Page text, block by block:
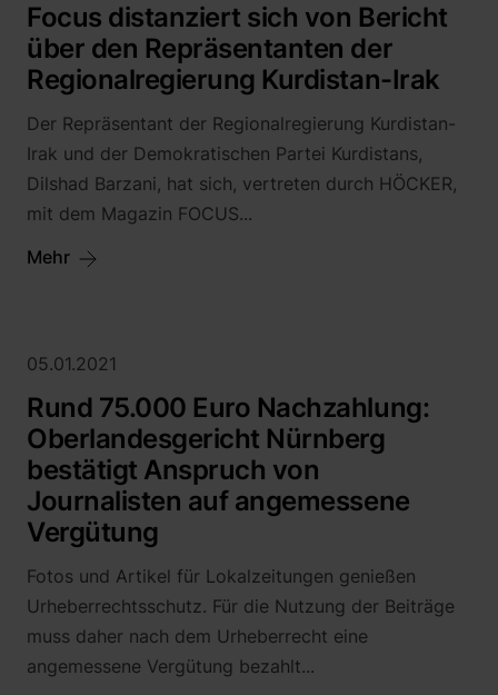
Focus distanziert sich von Bericht
über den Repräsentanten der
Regionalregierung Kurdistan-Irak
Der Repräsentant der Regionalregierung Kurdistan-
Irak und der Demokratischen Partei Kurdistans,
Dilshad Barzani, hat sich, vertreten durch HÖCKER,
mit dem Magazin FOCUS...
Mehr
05.01.2021
Rund 75.000 Euro Nachzahlung:
Oberlandesgericht Nürnberg
bestätigt Anspruch von
Journalisten auf angemessene
Vergütung
Fotos und Artikel für Lokalzeitungen genießen
Urheberrechtsschutz. Für die Nutzung der Beiträge
muss daher nach dem Urheberrecht eine
angemessene Vergütung bezahlt...